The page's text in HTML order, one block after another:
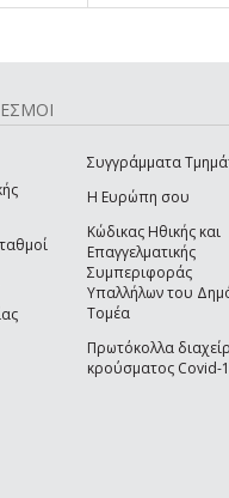
Συγγράμματα
Η Ευρώπη σου
Κώδικας Ηθικής και
Επαγγελματικής
Συμπεριφοράς
Υπαλλήλων του
Τομέα
Πρωτόκολλα
κρούσματος Covid-